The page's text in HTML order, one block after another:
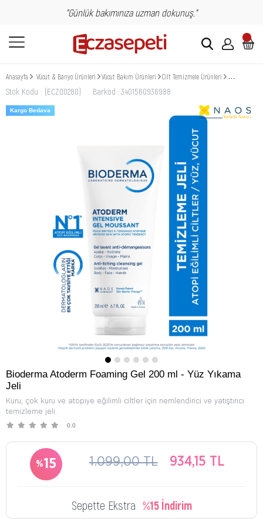
"Günlük bakımınıza uzman dokunuş."
Anasayfa Vücut & Banyo Ürünleri Vücut Bakım Ürünleri Cilt Temizmele Ürünleri Misel Su
Stok Kodu (ECZ00280) Barkod : 3401560936988
Kargo Bedava
Bioderma Atoderm Foaming Gel 200 ml - Yüz Yıkama
Jeli
Kuru, çok kuru ve atopiye eğilimli ciltler için nemlendirici ve yatıştırıcı
temizleme jeli.
0.0
15 1.099,00 TL 934,15 TL
Sepette Ekstra %15 İndirim